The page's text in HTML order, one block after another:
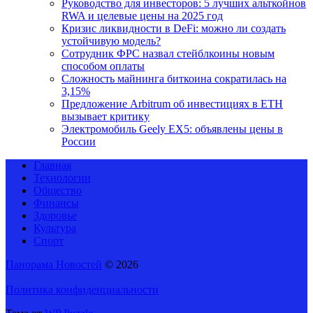
Руководство для инвесторов: 5 лучших альткойнов
RWA и целевые цены на 2025 год
Кризис ликвидности в DeFi: можно ли создать
устойчивую модель?
Сотрудник ФРС назвал стейблкоины новым
способом оплаты
Сложность майнинга биткоина сократилась на
3,15%
Предложение Arbitrum об инвестициях в ETH
вызывает критику
Электромобиль Geely EX5: объявлены цены в
России
Главная
Технологии
Общество
Финансы
Здоровье
Культура
Спорт
Панорама Новостей © 2026
Политика конфиденциальности